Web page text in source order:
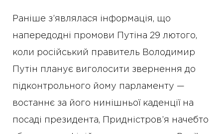
Раніше з’являлася інформація, що
напередодні промови Путіна 29 лютого,
коли російський правитель Володимир
Путін планує виголосити звернення до
підконтрольного йому парламенту —
востаннє за його нинішньої каденції на
посаді президента, Придністров’я начебто